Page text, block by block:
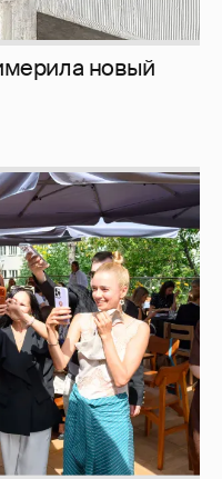
Малахова,
гости
и ритма»: